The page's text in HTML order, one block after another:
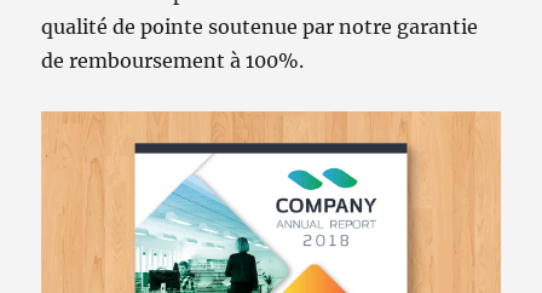
qualité de pointe soutenue par notre garantie
de remboursement à 100%.